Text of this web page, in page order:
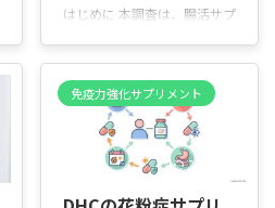
はじめに 本調査は、腸活サプ
する注意点をわかりやすくま
とめたものです。 腸活サプリ
は種類や成分により働き方が
異なりますが、一般的には
「食後30分以内」に摂ること
で効果を発揮しやすいとされ
免疫力強化サプリメント
2026/7/3